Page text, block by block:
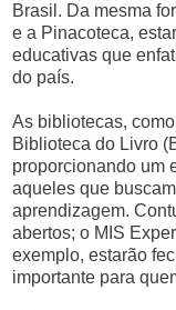
Brasil. Da mesma
e a Pinacoteca,
educativas que
do país.
As bibliotecas,
Biblioteca do Livro
proporcionando um
aqueles que
aprendizagem.
abertos; o MIS
exemplo, estarão
importante para